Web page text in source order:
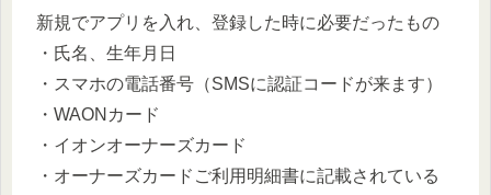
新規でアプリを入れ、登録した時に必要だったもの
・氏名、生年月日
・スマホの電話番号（SMSに認証コードが来ます）
・WAONカード
・イオンオーナーズカード
・オーナーズカードご利用明細書に記載されている